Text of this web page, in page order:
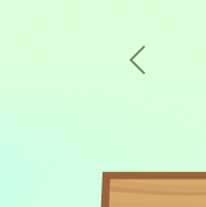
Previous